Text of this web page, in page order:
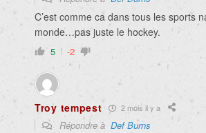
C’est comme ca dans tous les sports
monde…pas juste le hockey.
5 -2
Troy tempest 2 mois il y a
Répondre à Def Burns